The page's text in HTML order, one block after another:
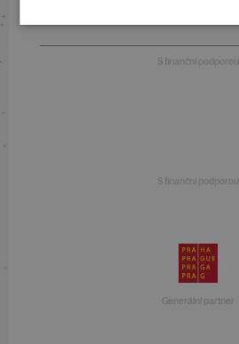
S finanční podporou
S finanční podporou
Generální partner